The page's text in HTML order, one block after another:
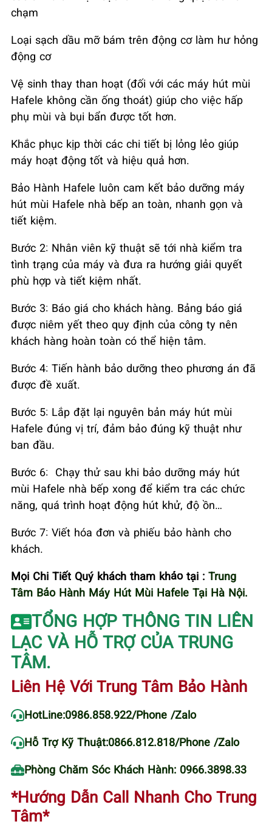
chạm
Loại sạch dầu mỡ bám trên động cơ làm hư hỏng
động cơ
Vệ sinh thay than hoạt (đối với các máy hút mùi
Hafele không cần ống thoát) giúp cho việc hấp
phụ mùi và bụi bẩn được tốt hơn.
Khắc phục kịp thời các chi tiết bị lỏng lẻo giúp
máy hoạt động tốt và hiệu quả hơn.
Bảo Hành Hafele luôn cam kết bảo dưỡng máy
hút mùi Hafele nhà bếp an toàn, nhanh gọn và
tiết kiệm.
Bước 2: Nhân viên kỹ thuật sẽ tới nhà kiểm tra
tình trạng của máy và đưa ra hướng giải quyết
phù hợp và tiết kiệm nhất.
Bước 3: Báo giá cho khách hàng. Bảng báo giá
được niêm yết theo quy định của công ty nên
khách hàng hoàn toàn có thể hiện tâm.
Bước 4: Tiến hành bảo dưỡng theo phương án đã
được đề xuất.
Bước 5: Lắp đặt lại nguyên bản máy hút mùi
Hafele đúng vị trí, đảm bảo đúng kỹ thuật như
ban đầu.
Bước 6: Chạy thử sau khi bảo dưỡng máy hút
mùi Hafele nhà bếp xong để kiểm tra các chức
năng, quá trình hoạt động hút khử, độ ồn…
Bước 7: Viết hóa đơn và phiếu bảo hành cho
khách.
Mọi Chi Tiết Quý khách tham khảo tại : Trung
Tâm Bảo Hành Máy Hút Mùi Hafele Tại Hà Nội.
TỔNG HỢP THÔNG TIN LIÊN
LẠC VÀ HỖ TRỢ CỦA TRUNG
TÂM.
Liên Hệ Với Trung Tâm Bảo Hành
HotLine:0986.858.922/Phone /Zalo
Hỗ Trợ Kỹ Thuật:0866.812.818/Phone /Zalo
Phòng Chăm Sóc Khách Hành: 0966.3898.33
*Hướng Dẫn Call Nhanh Cho Trung
Tâm*